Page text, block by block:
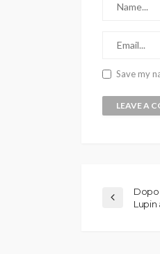
Save my
Dopo
Lupin